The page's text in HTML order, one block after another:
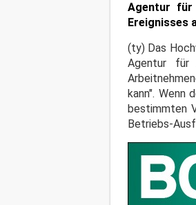
Agentur für
Ereignisses
(ty) Das
Agentur für
kann". Wenn
bestimmten
Betriebs-